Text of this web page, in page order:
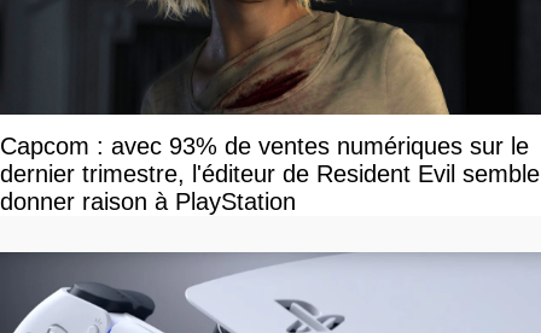
Capcom : avec 93% de ventes numériques sur le
dernier trimestre, l'éditeur de Resident Evil semble
donner raison à PlayStation